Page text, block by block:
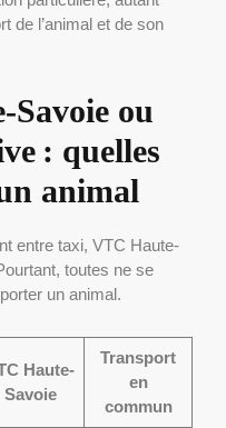
de l’animal et de son
ou
: quelles
animal
entre taxi, VTC Haute-
toutes ne se
un animal.
Haute-
Savoie
Transport
en
commun